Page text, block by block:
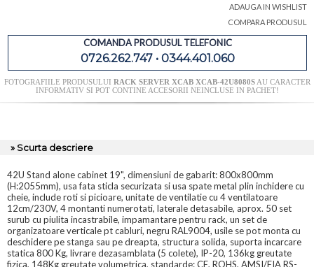
ADAUGA IN WISHLIST
COMPARA PRODUSUL
COMANDA PRODUSUL TELEFONIC
0726.262.747 • 0344.401.060
FOTOGRAFIILE PRODUSULUI RACK SERVER XCAB XCAB-42U8080SAU CARACTER
INFORMATIV SI POT CONTINE ACCESORII NEINCLUSE IN PACHET!
» Scurta descriere
42U Stand alone cabinet 19", dimensiuni de gabarit: 800x800mm
(H:2055mm), usa fata sticla securizata si usa spate metal plin inchidere cu
cheie, include roti si picioare, unitate de ventilatie cu 4 ventilatoare
12cm/230V, 4 montanti numerotati, laterale detasabile, aprox. 50 set
surub cu piulita incastrabile, impamantare pentru rack, un set de
organizatoare verticale pt cabluri, negru RAL9004, usile se pot monta cu
deschidere pe stanga sau pe dreapta, structura solida, suporta incarcare
statica 800 Kg, livrare dezasamblata (5 colete), IP-20, 136kg greutate
fizica, 148Kg greutate volumetrica, standarde: CE, ROHS, AMSI/EIA RS-